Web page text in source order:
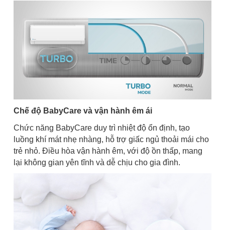
Chế độ BabyCare và vận hành êm ái
Chức năng BabyCare duy trì nhiệt độ ổn định, tạo
luồng khí mát nhẹ nhàng, hỗ trợ giấc ngủ thoải mái cho
trẻ nhỏ. Điều hòa vận hành êm, với độ ồn thấp, mang
lại không gian yên tĩnh và dễ chịu cho gia đình.